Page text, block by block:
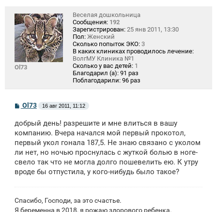
Ol73
Веселая дошкольница
Сообщения: 192
Зарегистрирован: 25 янв 2011, 13:30
Пол: Женский
Сколько попыток ЭКО: 3
В каких клиниках проводилось лечение:
ВолгМУ Клиника №1
Сколько у вас детей: 1
Благодарил (а): 91 раз
Поблагодарили: 96 раз
С
б
щ
н
и
Ol73 16 авг 2011, 11:12
добрый день! разрешите и мне влиться в вашу
компанию. Вчера начался мой первый прокотол,
первый укол гонала 187,5. Не знаю связано с уколом
ли нет, но ночью проснулась с жуткой болью в ноге-
свело так что не могла долго пошевелить ею. К утру
вроде бы отпустила, у кого-нибудь было такое?
Спасибо, Господи, за это счастье.
Я беременна в 2018, я рожаю здорового ребенка.